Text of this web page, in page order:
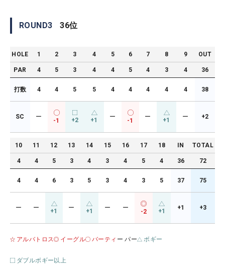
ROUND3 36位
HOLE 1 2 3 4 5 6 7 8 9 OUT
PAR 4 5 3 4 4 5 4 3 4 36
打数 4 4 5 5 4 4 4 4 4 38
SC ー
-1 +2 +1 ー
-1
ー +1 ー +2
10 11 12 13 14 15 16 17 18 IN TOTAL
4 4 5 3 4 3 4 5 4 36 72
4 4 6 3 5 3 4 3 5 37 75
ー ー +1 ー +1 ー ー
-2 +1 +1 +3
アルバトロス イーグル バーティ ー パー ボギー
ダブルボギー以上